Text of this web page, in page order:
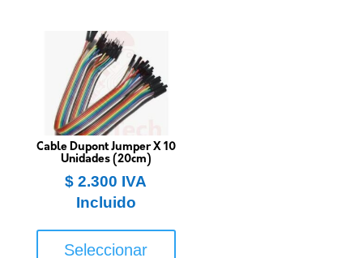
Cable Dupont Jumper X 10
Unidades (20cm)
$ 2.300 IVA
Incluido
Seleccionar